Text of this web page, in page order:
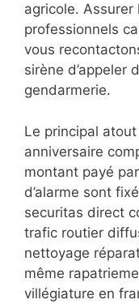
agricole.
professionnels
vous
sirène d’appeler
gendarmerie.
Le principal
anniversaire
montant payé
d’alarme sont
securitas direct
trafic routier
nettoyage
même
villégiature en